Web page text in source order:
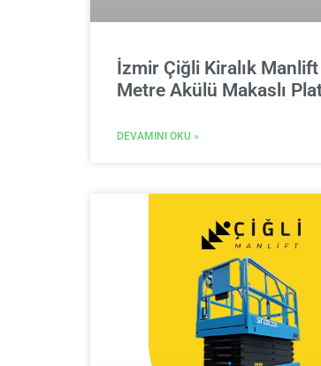
İzmir Çiğli Kiralık
Metre Akülü Makaslı
DEVAMINI OKU »